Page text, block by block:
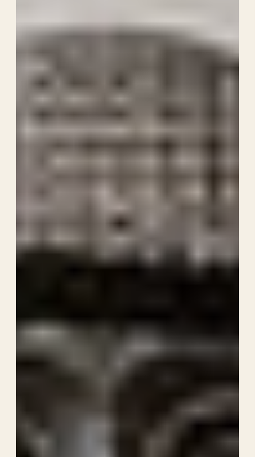
urbains réveillent André Malraux pour
l’interroger sur la démocratie et
l’avenir. Entre conférence hantée,
assemblée militante et